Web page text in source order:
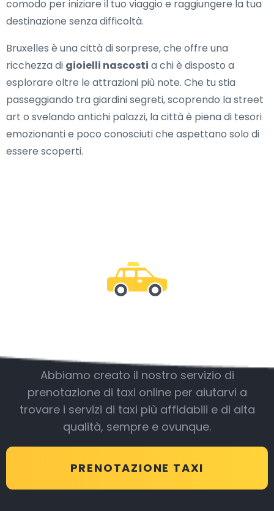
comodo per iniziare il tuo viaggio e raggiungere la tua
destinazione senza difficoltà.
Bruxelles è una città di sorprese, che offre una
ricchezza di gioielli nascosti a chi è disposto a
esplorare oltre le attrazioni più note. Che tu stia
passeggiando tra giardini segreti, scoprendo la street
art o svelando antichi palazzi, la città è piena di tesori
emozionanti e poco conosciuti che aspettano solo di
essere scoperti.
Abbiamo creato il nostro servizio di
prenotazione di taxi online per aiutarvi a
trovare i servizi di taxi più affidabili e di alta
qualità, sempre e ovunque.
PRENOTAZIONE TAXI